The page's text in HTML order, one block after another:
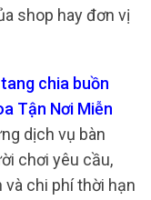
shop hay đơn vị
chia buồn
Tận Nơi Miễn
dịch vụ bàn
chơi yêu cầu,
chi phí thời hạn